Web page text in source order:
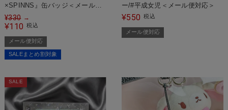
×SPINNS』缶バッジ＜メール便
対応＞
¥330 →
¥110 税込
メール便対応
SALEまとめ割対象
ー/#平成女児＜メール便対応＞
¥550 税込
メール便対応
SALE